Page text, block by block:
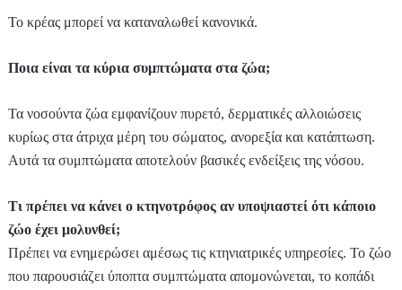
Το κρέας μπορεί να καταναλωθεί κανονικά.
Ποια είναι τα κύρια συμπτώματα στα ζώα;
Τα νοσούντα ζώα εμφανίζουν πυρετό, δερματικές αλλοιώσεις
κυρίως στα άτριχα μέρη του σώματος, ανορεξία και κατάπτωση.
Αυτά τα συμπτώματα αποτελούν βασικές ενδείξεις της νόσου.
Τι πρέπει να κάνει ο κτηνοτρόφος αν υποψιαστεί ότι κάποιο
ζώο έχει μολυνθεί;
Πρέπει να ενημερώσει αμέσως τις κτηνιατρικές υπηρεσίες. Το ζώο
που παρουσιάζει ύποπτα συμπτώματα απομονώνεται, το κοπάδι